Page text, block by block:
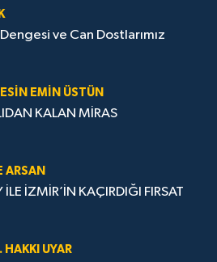
ve Can Dostlarımız
EMIN ÜSTÜN
KALAN MİRAS
ARSAN
İLE İZMİR’İN KAÇIRDIĞI FIRSAT
HAKKI UYAR